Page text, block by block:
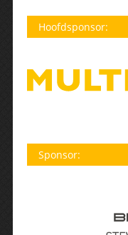
Hoofdsponsor:
Sponsor: